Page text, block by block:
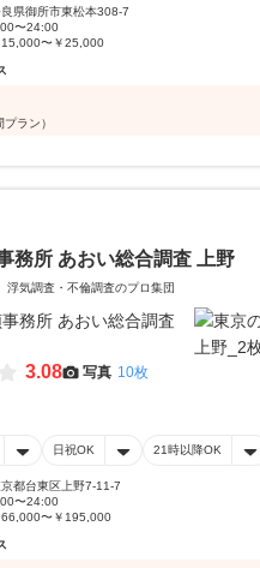
県御所市東松本308-7
〜24:00
15,000〜￥25,000
ラン）
務所 あおい総合調査 上野
気調査・不倫調査のプロ集団
3.08 写真 10枚
日祝OK 21時以降OK
都台東区上野7-11-7
〜24:00
66,000〜￥195,000